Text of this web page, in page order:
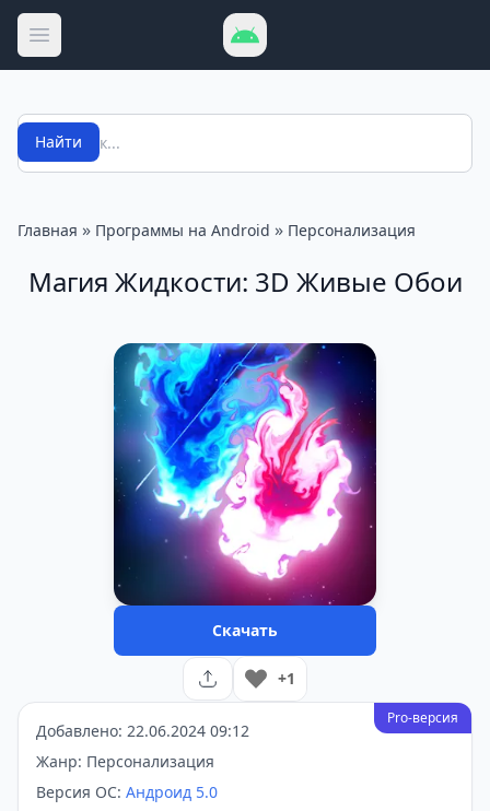
Открыть меню
Поиск
Найти
Главная » Программы на Android » Персонализация
Магия Жидкости: 3D Живые Обои
Скачать
+1
Pro-версия
Добавлено: 22.06.2024 09:12
Жанр: Персонализация
Версия ОС: Андроид 5.0